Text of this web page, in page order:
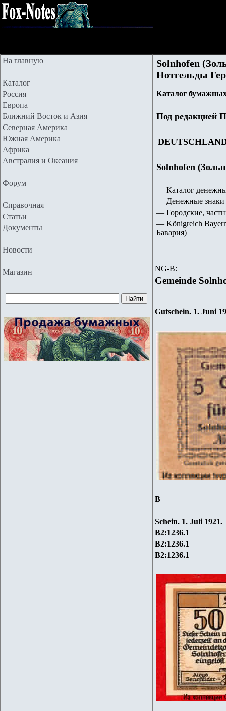
На главную
Каталог
Россия
Европа
Ближний Восток и Азия
Северная Америка
Южная Америка
Африка
Австралия и Океания
Форум
Справочная
Статьи
Документы
Новости
Магазин
Solnhofen
Нотгельды
Каталог
Под редакцией
Solnhofen
— Каталог
— Денежные знаки
— Городские,
— Königreich
Бавария)
NG-B:
Gemeinde
Gutschein. 1. Juni 19
В
Schein. 1. Juli 1921.
B2:1236.1
B2:1236.1
B2:1236.1